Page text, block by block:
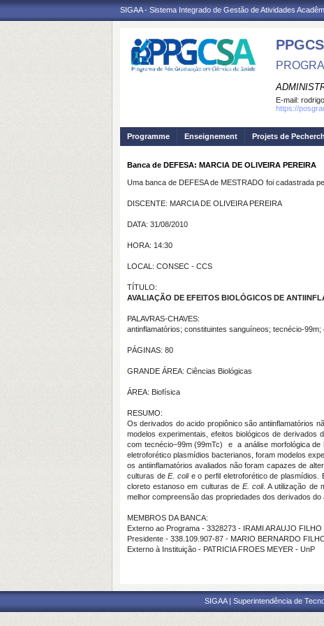
SIGAA - Sistema Integrado de Gestão de Atividades
E-mail:
https://
Programme Enseignement Projets de
Banca de DEFESA: MARCIA DE OLIVEIRA PEREIRA
Uma banca de DEFESA de MESTRADO foi cadastrada
DISCENTE: MARCIA DE OLIVEIRA PEREIRA
DATA: 31/08/2010
HORA: 14:30
LOCAL: CONSEC - CCS
TÍTULO:
AVALIAÇÃO DE EFEITOS BIOLÓGICOS DE
PALAVRAS-CHAVES:
antinflamatórios; constituintes sanguíneos; tecnécio-99m;
PÁGINAS: 80
GRANDE ÁREA: Ciências Biológicas
ÁREA: Biofísica
RESUMO:
Os derivados do acido propiônico são antiinflamatórios
modelos experimentais, efeitos biológicos de derivados
com tecnécio–99m (99mTc) e a análise morfológica de
eletroforético plasmídios bacterianos, foram modelos
os antiinflamatórios avaliados não foram capazes de
culturas deE. colie o perfil eletroforético de plasmídios.
cloreto estanoso em culturas de E. coli. A utilização de
melhor compreensão das propriedades dos derivados do
MEMBROS DA BANCA:
Externo ao Programa - 3328273 - IRAMI ARAUJO FILHO
Presidente - 338.109.907-87 - MARIO BERNARDO
Externo à Instituição - PATRICIA FROES MEYER - UnP
SIGAA | Superintendência de